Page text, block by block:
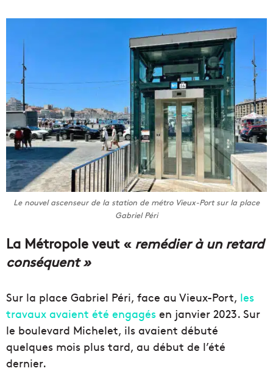
Le nouvel ascenseur de la station de métro Vieux-Port sur la place
Gabriel Péri
La Métropole veut « remédier à un retard
conséquent »
Sur la place Gabriel Péri, face au Vieux-Port, les
travaux avaient été engagés en janvier 2023. Sur
le boulevard Michelet, ils avaient débuté
quelques mois plus tard, au début de l’été
dernier.